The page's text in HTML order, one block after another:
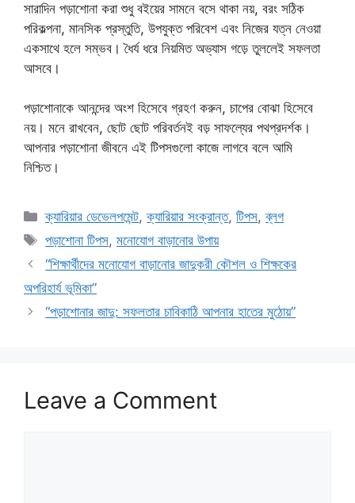
সারাদিন পড়াশোনা করা শুধু বইয়ের সামনে বসে থাকা নয়, বরং সঠিক
পরিকল্পনা, মানসিক প্রস্তুতি, উপযুক্ত পরিবেশ এবং নিজের যত্ন নেওয়া
একসাথে হলে সম্ভব। ধৈর্য ধরে নিয়মিত অভ্যাস গড়ে তুললেই সফলতা
আসবে।
পড়াশোনাকে আনন্দের অংশ হিসেবে গ্রহণ করুন, চাপের বোঝা হিসেবে
নয়। মনে রাখবেন, ছোট ছোট পরিবর্তনই বড় সাফল্যের পথপ্রদর্শক।
আপনার পড়াশোনা জীবনে এই টিপসগুলো কাজে লাগবে বলে আমি
নিশ্চিত।
Categories
ক্যারিয়ার ডেভেলপমেন্ট,ক্যারিয়ার সংক্রান্ত,টিপস,ব্লগ
Tags
পড়াশোনা টিপস,মনোযোগ বাড়ানোর উপায়
“শিক্ষার্থীদের মনোযোগ বাড়ানোর জাদুকরী কৌশল ও শিক্ষকের
অপরিহার্য ভূমিকা”
“পড়াশোনার জাদু: সফলতার চাবিকাঠি আপনার হাতের মুঠোয়”
Leave a Comment